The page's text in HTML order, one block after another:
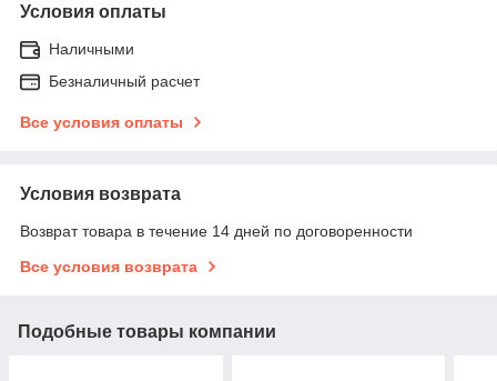
Условия оплаты
Наличными
Безналичный расчет
Все условия оплаты
Условия возврата
Возврат товара в течение 14 дней по договоренности
Все условия возврата
Подобные товары компании